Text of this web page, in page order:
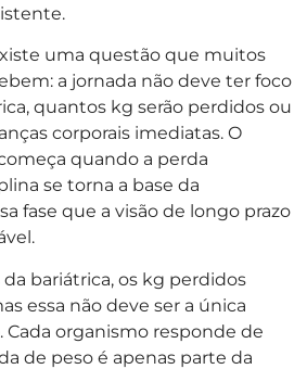
uma questão que muitos
a jornada não deve ter foco
quantos kg serão perdidos ou
corporais imediatas. O
quando a perda
se torna a base da
fase que a visão de longo prazo
da bariátrica, os kg perdidos
essa não deve ser a única
Cada organismo responde de
de peso é apenas parte da